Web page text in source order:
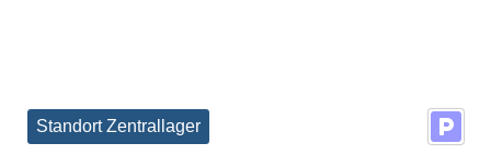
Standort Zentrallager